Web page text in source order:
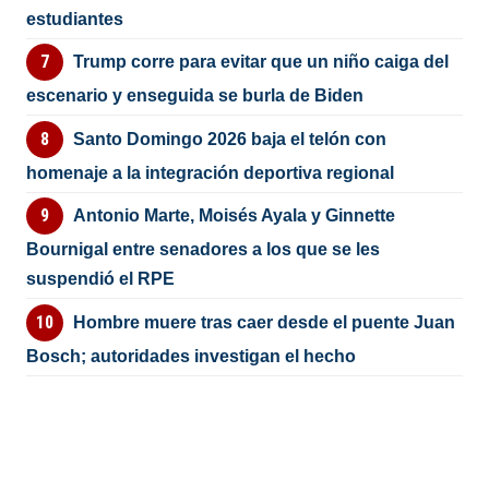
estudiantes
Trump corre para evitar que un niño caiga del
escenario y enseguida se burla de Biden
Santo Domingo 2026 baja el telón con
homenaje a la integración deportiva regional
Antonio Marte, Moisés Ayala y Ginnette
Bournigal entre senadores a los que se les
suspendió el RPE
Hombre muere tras caer desde el puente Juan
Bosch; autoridades investigan el hecho